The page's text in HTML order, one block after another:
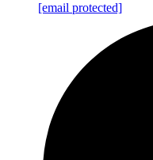
[email protected]